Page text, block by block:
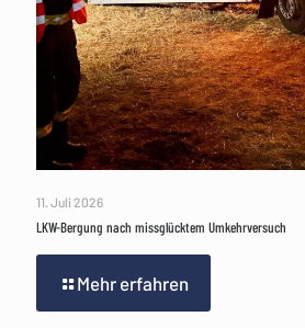
11. Juli 2026
LKW-Bergung nach missglücktem Umkehrversuch
Mehr erfahren